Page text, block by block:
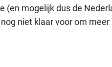
(en mogelijk dus de
niet klaar voor om meer